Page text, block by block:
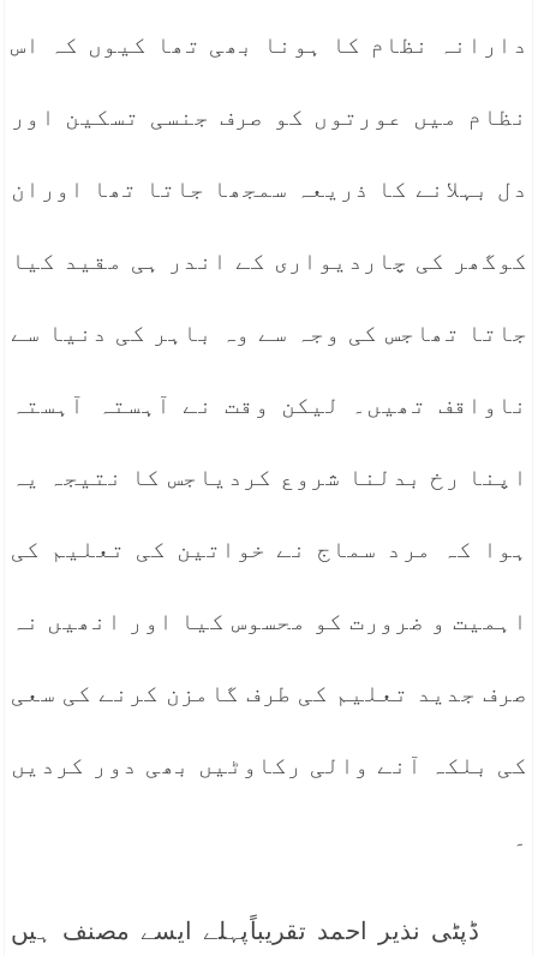
دارانہ نظام کا ہونا بھی تھا کیوں کہ اس
نظام میں عورتوں کو صرف جنسی تسکین اور
دل بہلانے کا ذریعہ سمجھا جاتا تھا اوران
کوگھر کی چاردیواری کے اندر ہی مقید کیا
جاتا تھاجس کی وجہ سے وہ باہر کی دنیا سے
ناواقف تھیں۔ لیکن وقت نے آہستہ آہستہ
اپنا رخ بدلنا شروع کردیاجس کا نتیجہ یہ
ہوا کہ مرد سماج نے خواتین کی تعلیم کی
اہمیت و ضرورت کو محسوس کیا اور انھیں نہ
صرف جدید تعلیم کی طرف گامزن کرنے کی سعی
کی بلکہ آنے والی رکاوٹیں بھی دور کردیں
۔
ڈپٹی نذیر احمد تقریباًپہلے ایسے مصنف ہیں